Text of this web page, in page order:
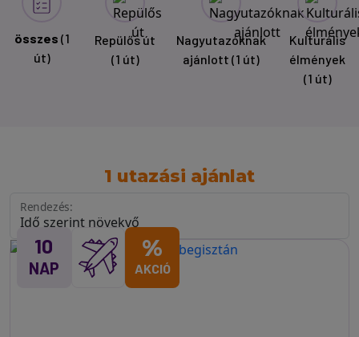
összes (1
út)
Repülős út
(1 út)
Nagyutazóknak
ajánlott (1 út)
Kulturális
élmények
(1 út)
1 utazási ajánlat
Rendezés:
10
NAP
%
AKCIÓ